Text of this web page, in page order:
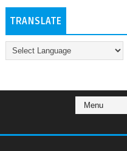
TRANSLATE